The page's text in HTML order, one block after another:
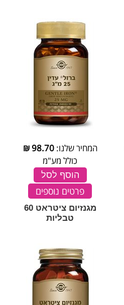
המחיר שלנו:98.70
₪
כולל מע"מ
הוסף לסל
פרטים נוספים
מגנזיום ציטראט 60
טבליות